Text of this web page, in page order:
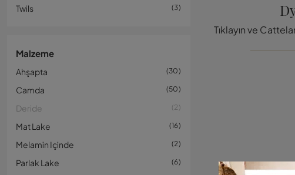
Twils 3
Malzeme
Ahşapta 30
Camda 50
Deride 2
Mat Lake 16
Melamin Içinde 2
Parlak Lake 6